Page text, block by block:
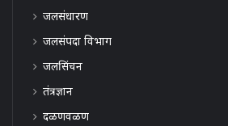
जलसंधारण
जलसंपदा विभाग
जलसिंचन
तंत्रज्ञान
दळणवळण